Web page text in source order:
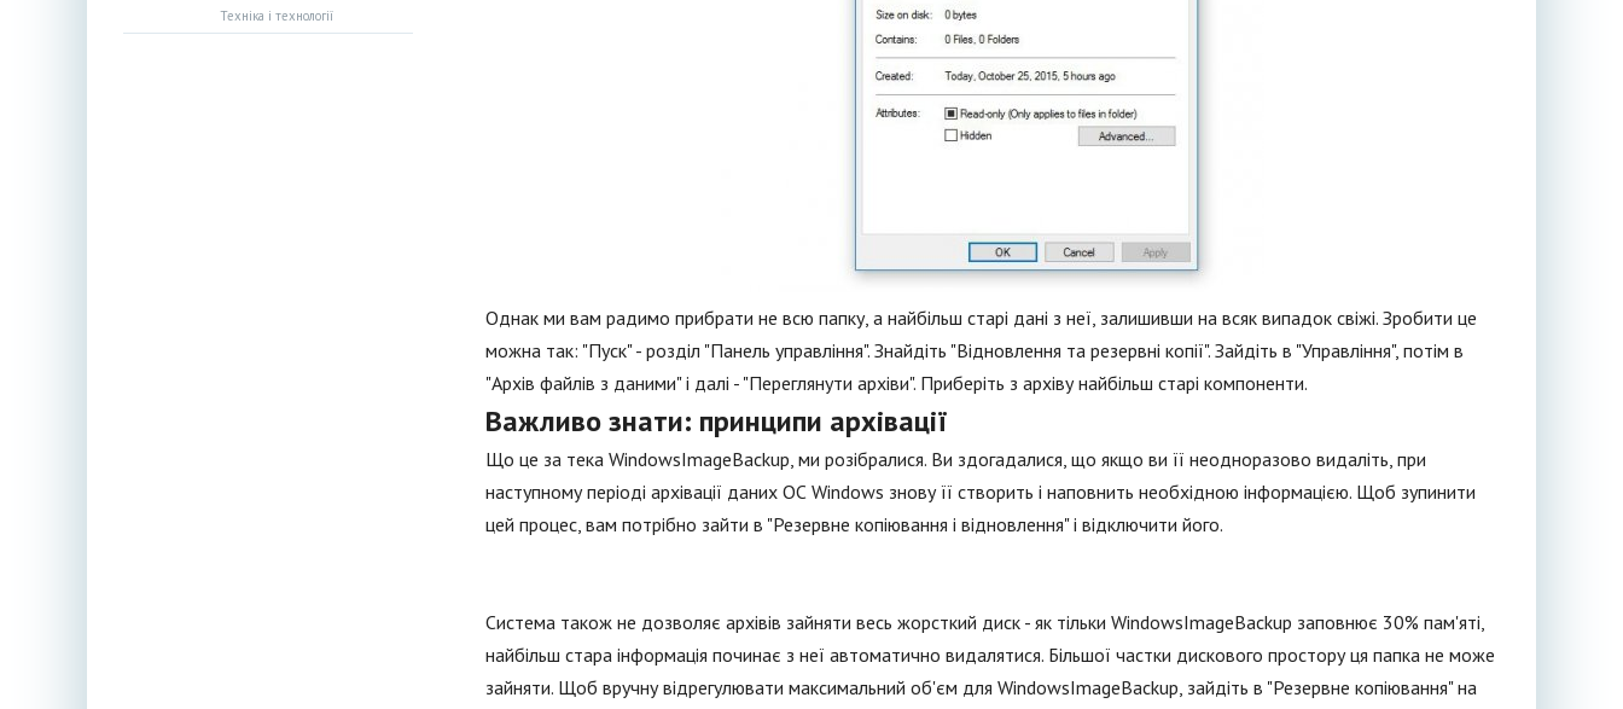
Однак ми вам радимо прибрати не всю папку, а найбільш старі дані з неї, залишивши на всяк випадок свіжі. Зробити це
можна так: "Пуск" - розділ "Панель управління". Знайдіть "Відновлення та резервні копії". Зайдіть в "Управління", потім в
"Архів файлів з даними" і далі - "Переглянути архіви". Приберіть з архіву найбільш старі компоненти.
Важливо знати: принципи архівації
Що це за тека WindowsImageBackup, ми розібралися. Ви здогадалися, що якщо ви її неодноразово видаліть, при
наступному періоді архівації даних ОС Windows знову її створить і наповнить необхідною інформацією. Щоб зупинити
цей процес, вам потрібно зайти в "Резервне копіювання і відновлення" і відключити його.
Система також не дозволяє архівів зайняти весь жорсткий диск - як тільки WindowsImageBackup заповнює 30% пам'яті,
найбільш стара інформація починає з неї автоматично видалятися. Більшої частки дискового простору ця папка не може
зайняти. Щоб вручну відрегулювати максимальний об'єм для WindowsImageBackup, зайдіть в "Резервне копіювання" на
Техніка і технології